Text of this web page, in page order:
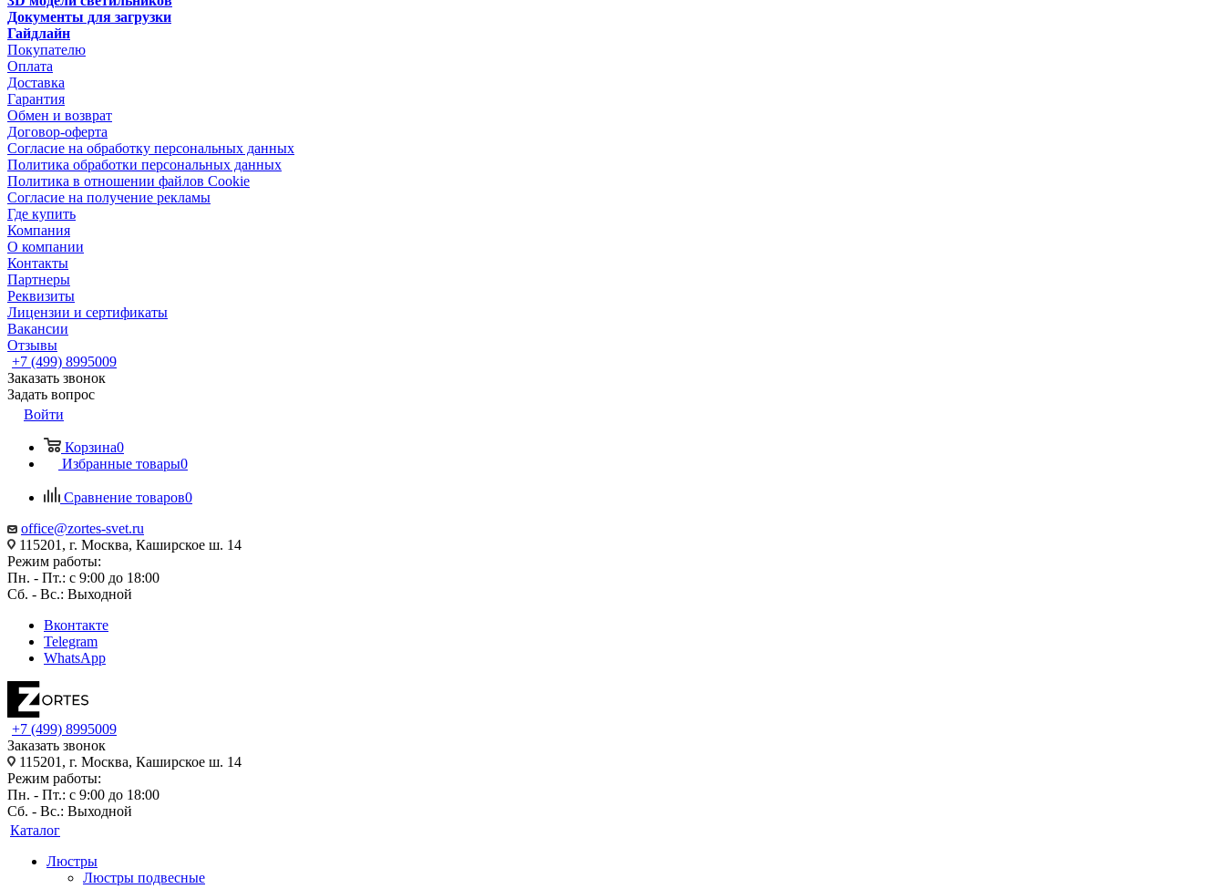
Документы для загрузки
Гайдлайн
Покупателю
Оплата
Доставка
Гарантия
Обмен и возврат
Договор-оферта
Согласие на обработку персональных данных
Политика обработки персональных данных
Политика в отношении файлов Cookie
Согласие на получение рекламы
Где купить
Компания
О компании
Контакты
Партнеры
Реквизиты
Лицензии и сертификаты
Вакансии
Отзывы
+7 (499) 8995009
Заказать звонок
Задать вопрос
Войти
Корзина0
Избранные товары0
Сравнение товаров0
office@zortes-svet.ru
115201, г. Москва, Каширское ш. 14
Режим работы:
Пн. - Пт.: с 9:00 до 18:00
Сб. - Вс.: Выходной
Вконтакте
Telegram
WhatsApp
+7 (499) 8995009
Заказать звонок
115201, г. Москва, Каширское ш. 14
Режим работы:
Пн. - Пт.: с 9:00 до 18:00
Сб. - Вс.: Выходной
Каталог
Люстры
Люстры подвесные